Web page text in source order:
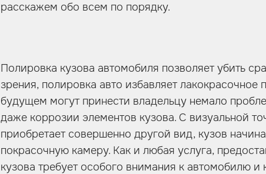
расскажем обо всем по порядку.
Полировка кузова автомобиля позволяет убить
зрения, полировка авто избавляет
будущем могут принести владельцу немало
даже коррозии элементов кузова. С визуальной
приобретает совершенно другой вид, кузов
покрасочную камеру. Как и любая услуга,
кузова требует особого внимания к автомобилю и